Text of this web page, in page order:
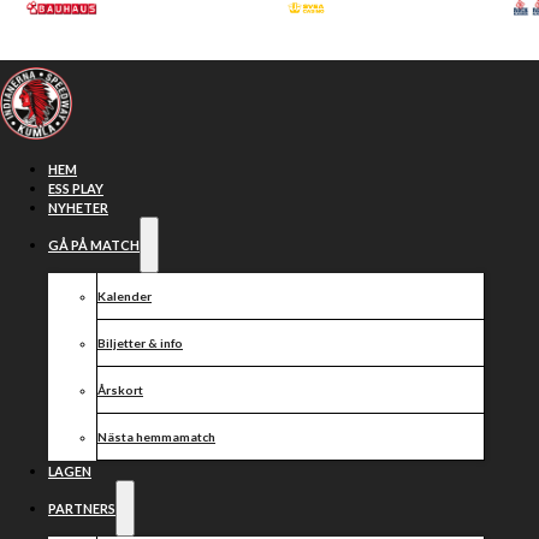
Hoppa till huvudinnehåll
HEM
ESS PLAY
NYHETER
GÅ PÅ MATCH
Kalender
Biljetter & info
Årskort
Nästa hemmamatch
LAGEN
PARTNERS
Vi kan nu